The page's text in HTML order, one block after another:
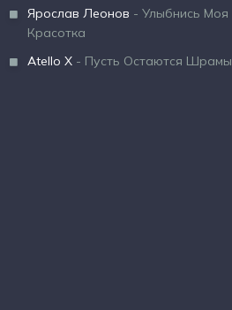
Ярослав Леонов - Улыбнись Моя
Красотка
Atello X - Пусть Остаются Шрамы